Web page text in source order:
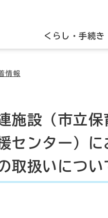
くらし・手続き
情報
施設（市立
センター）
取扱いについ